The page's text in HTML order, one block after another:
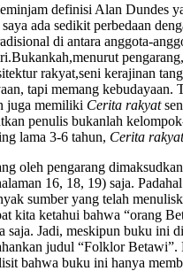
definisi Alan Dundes
ada sedikit perbedaan
di antara anggota-
rakyat,seni kerajinan
tapi memang
juga memiliki Cerita rakyat
penulis bukanlah
lama 3-6 tahun, Cerita rakyat
oleh pengarang
16, 18, 19) saja.
sumber yang telah
ketahui bahwa “orang
saja. Jadi, meskipun buku ini
judul “Folklor
bahwa buku ini hanya